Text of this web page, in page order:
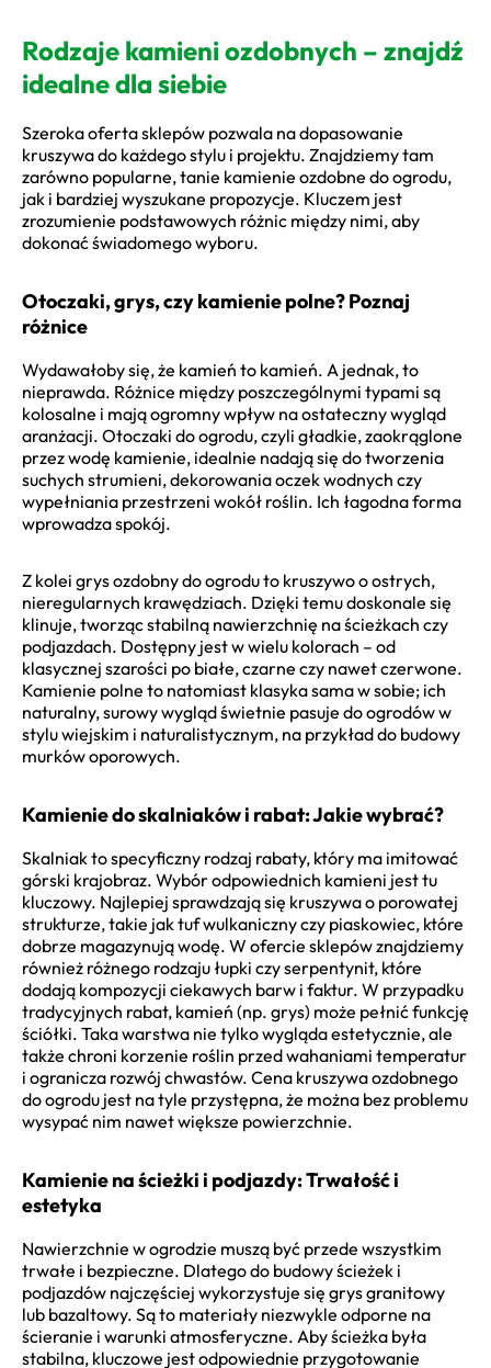
Rodzaje kamieni ozdobnych – znajdź
idealne dla siebie
Szeroka oferta sklepów pozwala na dopasowanie
kruszywa do każdego stylu i projektu. Znajdziemy tam
zarówno popularne, tanie kamienie ozdobne do ogrodu,
jak i bardziej wyszukane propozycje. Kluczem jest
zrozumienie podstawowych różnic między nimi, aby
dokonać świadomego wyboru.
Otoczaki, grys, czy kamienie polne? Poznaj
różnice
Wydawałoby się, że kamień to kamień. A jednak, to
nieprawda. Różnice między poszczególnymi typami są
kolosalne i mają ogromny wpływ na ostateczny wygląd
aranżacji. Otoczaki do ogrodu, czyli gładkie, zaokrąglone
przez wodę kamienie, idealnie nadają się do tworzenia
suchych strumieni, dekorowania oczek wodnych czy
wypełniania przestrzeni wokół roślin. Ich łagodna forma
wprowadza spokój.
Z kolei grys ozdobny do ogrodu to kruszywo o ostrych,
nieregularnych krawędziach. Dzięki temu doskonale się
klinuje, tworząc stabilną nawierzchnię na ścieżkach czy
podjazdach. Dostępny jest w wielu kolorach – od
klasycznej szarości po białe, czarne czy nawet czerwone.
Kamienie polne to natomiast klasyka sama w sobie; ich
naturalny, surowy wygląd świetnie pasuje do ogrodów w
stylu wiejskim i naturalistycznym, na przykład do budowy
murków oporowych.
Kamienie do skalniaków i rabat: Jakie wybrać?
Skalniak to specyficzny rodzaj rabaty, który ma imitować
górski krajobraz. Wybór odpowiednich kamieni jest tu
kluczowy. Najlepiej sprawdzają się kruszywa o porowatej
strukturze, takie jak tuf wulkaniczny czy piaskowiec, które
dobrze magazynują wodę. W ofercie sklepów znajdziemy
również różnego rodzaju łupki czy serpentynit, które
dodają kompozycji ciekawych barw i faktur. W przypadku
tradycyjnych rabat, kamień (np. grys) może pełnić funkcję
ściółki. Taka warstwa nie tylko wygląda estetycznie, ale
także chroni korzenie roślin przed wahaniami temperatur
i ogranicza rozwój chwastów. Cena kruszywa ozdobnego
do ogrodu jest na tyle przystępna, że można bez problemu
wysypać nim nawet większe powierzchnie.
Kamienie na ścieżki i podjazdy: Trwałość i
estetyka
Nawierzchnie w ogrodzie muszą być przede wszystkim
trwałe i bezpieczne. Dlatego do budowy ścieżek i
podjazdów najczęściej wykorzystuje się grys granitowy
lub bazaltowy. Są to materiały niezwykle odporne na
ścieranie i warunki atmosferyczne. Aby ścieżka była
stabilna, kluczowe jest odpowiednie przygotowanie